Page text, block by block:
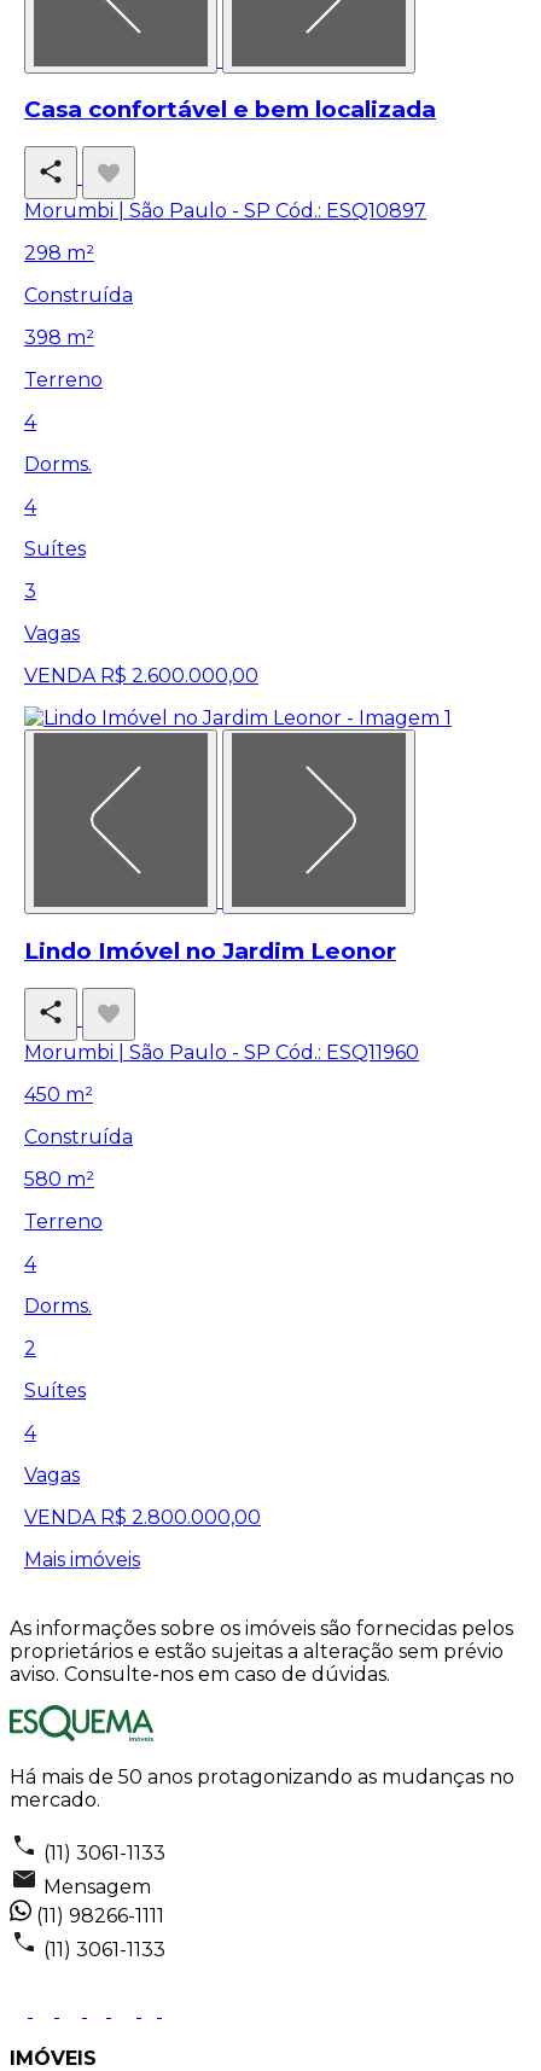
Casa confortável e bem localizada
Morumbi | São Paulo - SP Cód.: ESQ10897
298 m²
Construída
398 m²
Terreno
4
Dorms.
4
Suítes
3
Vagas
VENDA R$ 2.600.000,00
Lindo Imóvel no Jardim Leonor
Morumbi | São Paulo - SP Cód.: ESQ11960
450 m²
Construída
580 m²
Terreno
4
Dorms.
2
Suítes
4
Vagas
VENDA R$ 2.800.000,00
Mais imóveis
As informações sobre os imóveis são fornecidas pelos
proprietários e estão sujeitas a alteração sem prévio
aviso. Consulte-nos em caso de dúvidas.
Há mais de 50 anos protagonizando as mudanças no
mercado.
(11) 3061-1133
Mensagem
(11) 98266-1111
(11) 3061-1133
IMÓVEIS